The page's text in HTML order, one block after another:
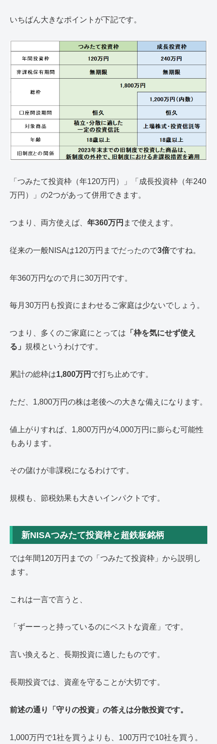
いちばん大きなポイントが下記です。
「つみたて投資枠（年120万円）」「成長投資枠（年240
万円）」の2つがあって併用できます。
つまり、両方使えば、 年360万円 まで使えます。
従来の一般NISAは120万円までだったので3倍ですね。
年360万円なので月に30万円です。
毎月30万円も投資にまわせるご家庭は少ないでしょう。
つまり、多くのご家庭にとっては 「枠を気にせず使え
る」 規模というわけです。
累計の総枠は1,800万円 で打ち止めです。
ただ、1,800万円の株は老後への大きな備えになります。
値上がりすれば、1,800万円が4,000万円に膨らむ可能性
もあります。
その儲けが非課税になるわけです。
規模も、節税効果も大きいインパクトです。
新NISAつみたて投資枠と超鉄板銘柄
では年間120万円までの「つみたて投資枠」から説明し
ます。
これは一言で言うと、
「ずーーっと持っているのにベストな資産」です。
言い換えると、長期投資に適したものです。
長期投資では、資産を守ることが大切です。
前述の通り「守りの投資」の答えは分散投資です。
1,000万円で1社を買うよりも、100万円で10社を買う。